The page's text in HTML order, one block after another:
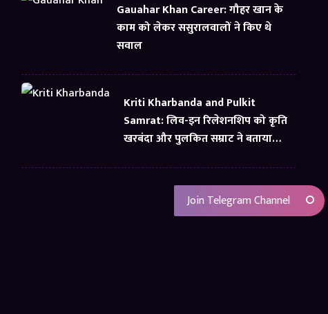
Gauahar Khan Career: गौहर खान के
काम को लेकर ससुरालवालों ने किए थे
सवाल
Kriti Kharbanda and Pulkit
Samrat: लिव-इन रिलेशनशिप को कृति
खरबंदा और पुलकित सम्राट ने बताया
Join Telegram Channel